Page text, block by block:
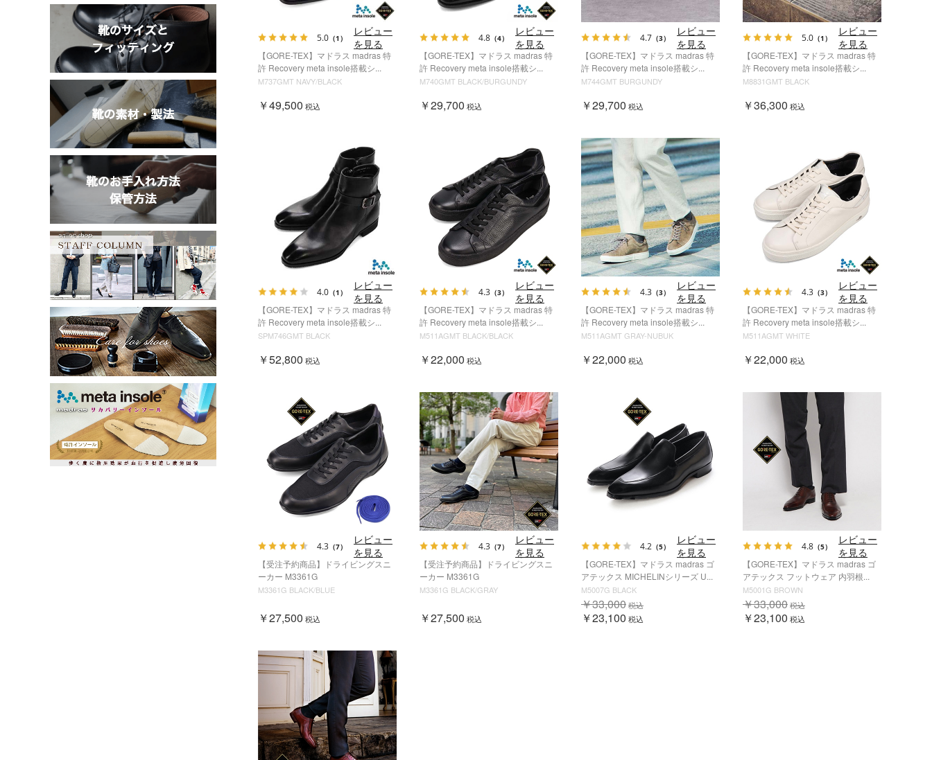
5.0 （1）
レビュー
を見る
【GORE-TEX】マドラス madras 特
許 Recovery meta insole搭載シ...
M737GMT NAVY/BLACK
￥49,500 税込
4.8 （4）
レビュー
を見る
【GORE-TEX】マドラス madras 特
許 Recovery meta insole搭載シ...
M740GMT BLACK/BURGUNDY
￥29,700 税込
4.7 （3）
レビュー
を見る
【GORE-TEX】マドラス madras 特
許 Recovery meta insole搭載シ...
M744GMT BURGUNDY
￥29,700 税込
5.0 （1）
レビュー
を見る
【GORE-TEX】マドラス madras 特
許 Recovery meta insole搭載シ...
M8831GMT BLACK
￥36,300 税込
4.0 （1）
レビュー
を見る
【GORE-TEX】マドラス madras 特
許 Recovery meta insole搭載シ...
SPM746GMT BLACK
￥52,800 税込
4.3 （3）
レビュー
を見る
【GORE-TEX】マドラス madras 特
許 Recovery meta insole搭載シ...
M511AGMT BLACK/BLACK
￥22,000 税込
4.3 （3）
レビュー
を見る
【GORE-TEX】マドラス madras 特
許 Recovery meta insole搭載シ...
M511AGMT GRAY-NUBUK
￥22,000 税込
4.3 （3）
レビュー
を見る
【GORE-TEX】マドラス madras 特
許 Recovery meta insole搭載シ...
M511AGMT WHITE
￥22,000 税込
4.3 （7）
レビュー
を見る
【受注予約商品】ドライビングスニ
ーカー M3361G
M3361G BLACK/BLUE
￥27,500 税込
4.3 （7）
レビュー
を見る
【受注予約商品】ドライビングスニ
ーカー M3361G
M3361G BLACK/GRAY
￥27,500 税込
4.2 （5）
レビュー
を見る
【GORE-TEX】マドラス madras ゴ
アテックス MICHELINシリーズ U...
M5007G BLACK
￥23,100 税込
￥33,000税込
4.8 （5）
レビュー
を見る
【GORE-TEX】マドラス madras ゴ
アテックス フットウェア 内羽根...
M5001G BROWN
￥23,100 税込
￥33,000税込